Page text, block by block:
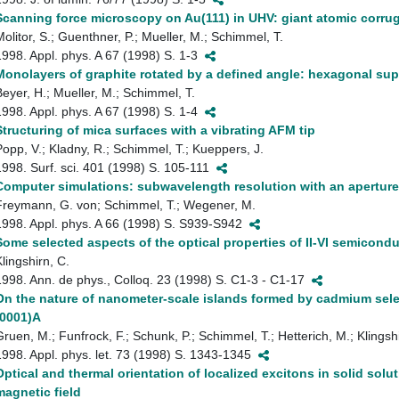
force microscopy on Au(111) in UHV: giant atomic
S.; Guenthner, P.; Mueller, M.; Schimmel, T.
Appl. phys. A 67 (1998) S. 1-3
of graphite rotated by a defined angle: hexagonal
H.; Mueller, M.; Schimmel, T.
Appl. phys. A 67 (1998) S. 1-4
of mica surfaces with a vibrating AFM tip
V.; Kladny, R.; Schimmel, T.; Kueppers, J.
Surf. sci. 401 (1998) S. 105-111
simulations: subwavelength resolution with an
G. von; Schimmel, T.; Wegener, M.
Appl. phys. A 66 (1998) S. S939-S942
selected aspects of the optical properties of II-VI
C.
Ann. de phys., Colloq. 23 (1998) S. C1-3 - C1-17
the nature of nanometer-scale islands formed by cadmium
M.; Funfrock, F.; Schunk, P.; Schimmel, T.; Hetterich, M.;
Appl. phys. let. 73 (1998) S. 1343-1345
and thermal orientation of localized excitons in solid
field